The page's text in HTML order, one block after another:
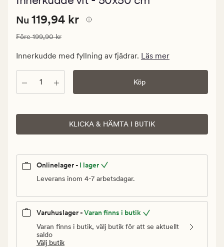
Nuvarande
119,94
kr.
Nuvarande pris
Nu 119,94 kr
Ordinarie pris 199,90 kr
Före199,90 kr
Innerkudde med fyllning av fjädrar. Läs mer
Antal Köp
KLICKA & HÄMTA I BUTIK
Onlinelager - I lager
Leverans inom 4-7 arbetsdagar.
Varuhuslager -Varan finns i butik
Varan finns i butik, välj butik för att se aktuellt
saldo
Välj butik